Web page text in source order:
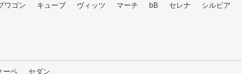
ワゴン キューブ ヴィッツ マーチ bB セレナ シルビア
ーペ セダン